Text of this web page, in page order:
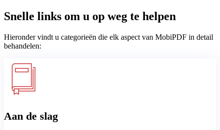
Snelle links om u op weg te helpen
Hieronder vindt u categorieën die elk aspect van MobiPDF in detail
behandelen:
Aan de slag